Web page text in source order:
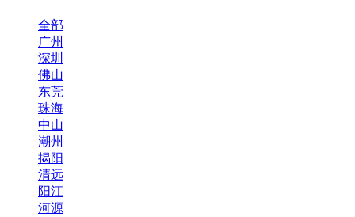
全部
广州
深圳
佛山
东莞
珠海
中山
潮州
揭阳
清远
阳江
河源